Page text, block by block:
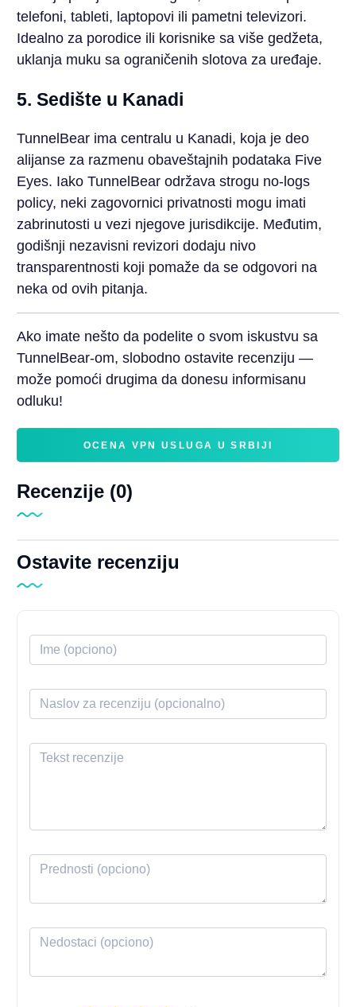
telefoni, tableti, laptopovi ili pametni televizori.
Idealno za porodice ili korisnike sa više gedžeta,
uklanja muku sa ograničenih slotova za uređaje.
5. Sedište u Kanadi
TunnelBear ima centralu u Kanadi, koja je deo
alijanse za razmenu obaveštajnih podataka Five
Eyes. Iako TunnelBear održava strogu no-logs
policy, neki zagovornici privatnosti mogu imati
zabrinutosti u vezi njegove jurisdikcije. Međutim,
godišnji nezavisni revizori dodaju nivo
transparentnosti koji pomaže da se odgovori na
neka od ovih pitanja.
Ako imate nešto da podelite o svom iskustvu sa
TunnelBear-om, slobodno ostavite recenziju —
može pomoći drugima da donesu informisanu
odluku!
OCENA VPN USLUGA U SRBIJI
Recenzije (0)
Ostavite recenziju